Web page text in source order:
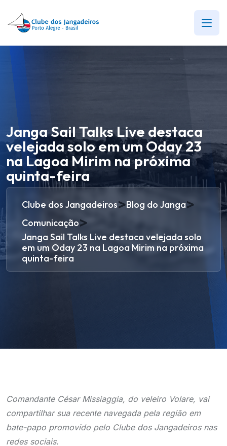
Janga Sail Talks Live destaca
velejada solo em um Oday 23
na Lagoa Mirim na próxima
quinta-feira
Clube dos Jangadeiros>Blog do Janga>
Comunicação>
Janga Sail Talks Live destaca velejada solo
em um Oday 23 na Lagoa Mirim na próxima
quinta-feira
Comandante César Missiaggia, do veleiro Volare, vai
compartilhar sua recente navegada pela região em
bate-papo promovido pelo Clube dos Jangadeiros nas
redes sociais.